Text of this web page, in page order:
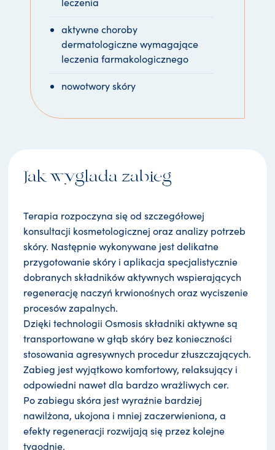
aktywne choroby
dermatologiczne wymagające
leczenia farmakologicznego
nowotwory skóry
Jak wyglada zabieg
Terapia rozpoczyna się od szczegółowej
konsultacji kosmetologicznej oraz analizy potrzeb
skóry. Następnie wykonywane jest delikatne
przygotowanie skóry i aplikacja specjalistycznie
dobranych składników aktywnych wspierających
regenerację naczyń krwionośnych oraz wyciszenie
procesów zapalnych.
Dzięki technologii Osmosis składniki aktywne są
transportowane w głąb skóry bez konieczności
stosowania agresywnych procedur złuszczających.
Zabieg jest wyjątkowo komfortowy, relaksujący i
odpowiedni nawet dla bardzo wrażliwych cer.
Po zabiegu skóra jest wyraźnie bardziej
nawilżona, ukojona i mniej zaczerwieniona, a
efekty regeneracji rozwijają się przez kolejne
tygodnie.